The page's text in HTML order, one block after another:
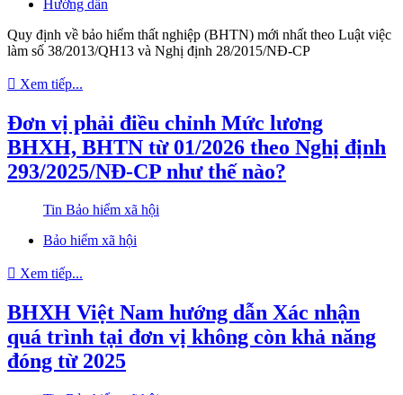
Hướng dẫn
Quy định về bảo hiểm thất nghiệp (BHTN) mới nhất theo Luật việc
làm số 38/2013/QH13 và Nghị định 28/2015/NĐ-CP
Xem tiếp...
Đơn vị phải điều chỉnh Mức lương
BHXH, BHTN từ 01/2026 theo Nghị định
293/2025/NĐ-CP như thế nào?
Tin Bảo hiểm xã hội
Bảo hiểm xã hội
Xem tiếp...
BHXH Việt Nam hướng dẫn Xác nhận
quá trình tại đơn vị không còn khả năng
đóng từ 2025